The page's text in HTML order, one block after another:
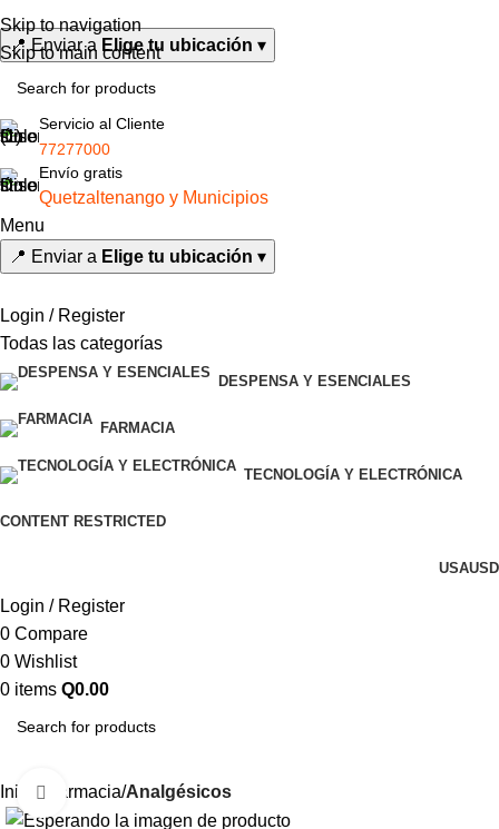
Skip to navigation
Skip to main content
📍 Enviar a Elige tu ubicación ▾
Servicio al Cliente
77277000
Envío gratis
Quetzaltenango y Municipios
Menu
📍 Enviar a Elige tu ubicación ▾
Login / Register
Todas las categorías
DESPENSA Y ESENCIALES
FARMACIA
TECNOLOGÍA Y ELECTRÓNICA
CONTENT RESTRICTED
USAUSD
Login / Register
0 Compare
0 Wishlist
0 items Q0.00
Inicio Farmacia Analgésicos
Click to enlarge